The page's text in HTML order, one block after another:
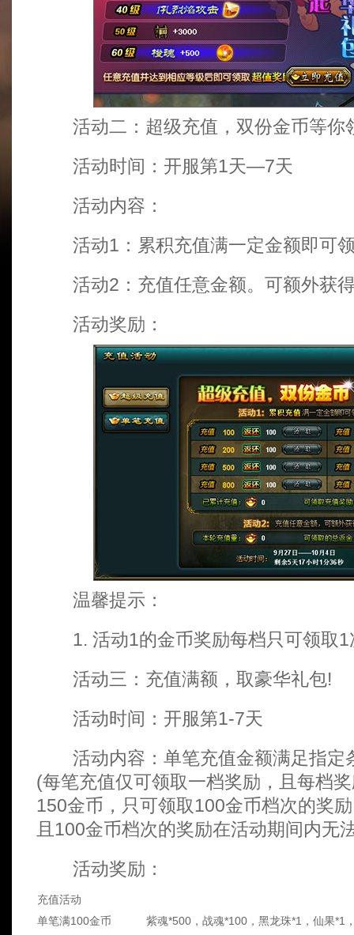
活动二：超级充值，双份金币等你
活动时间：开服第1天—7天
活动内容：
活动1：累积充值满一定金额即可领
活动2：充值任意金额。可额外获得
活动奖励：
温馨提示：
1. 活动1的金币奖励每档只可领取1
活动三：充值满额，取豪华礼包!
活动时间：开服第1-7天
活动内容：单笔充值金额满足指定
(每笔充值仅可领取一档奖励，且每档
150金币，只可领取100金币档次的奖
且100金币档次的奖励在活动期间内无
活动奖励：
充值活动
单笔满100金币
紫魂*500，战魂*100，黑龙珠*1，仙果*1